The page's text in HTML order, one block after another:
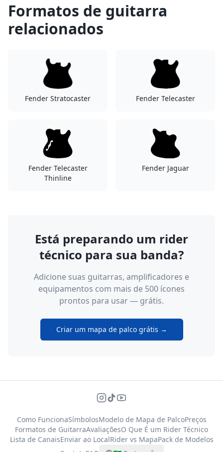
Formatos de guitarra
relacionados
Fender Stratocaster Fender Telecaster
Fender Telecaster
Thinline
Fender Jaguar
Está preparando um rider
técnico para sua banda?
Adicione suas guitarras, amplificadores e
equipamentos com mais de 500 ícones
prontos para usar — grátis.
Criar um mapa de palco grátis →
Como FuncionaSímbolosModelo de Mapa de PalcoPreços
Formatos de GuitarraAvaliaçõesO Que É um Rider Técnico
Lista de CanaisEnviar ao LocalRider vs MapaPack de Modelos